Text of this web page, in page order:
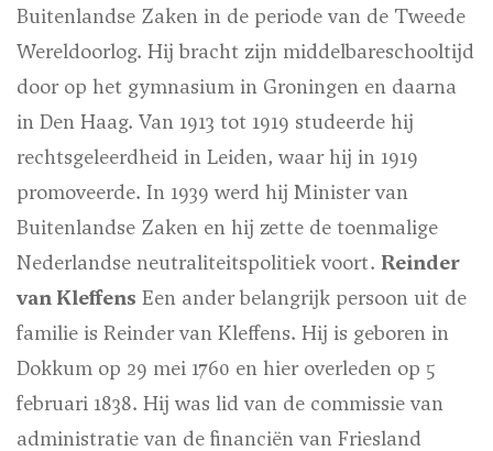
Buitenlandse Zaken in de periode van de Tweede
Wereldoorlog. Hij bracht zijn middelbareschooltijd
door op het gymnasium in Groningen en daarna
in Den Haag. Van 1913 tot 1919 studeerde hij
rechtsgeleerdheid in Leiden, waar hij in 1919
promoveerde. In 1939 werd hij Minister van
Buitenlandse Zaken en hij zette de toenmalige
Nederlandse neutraliteitspolitiek voort. Reinder
van Kleffens Een ander belangrijk persoon uit de
familie is Reinder van Kleffens. Hij is geboren in
Dokkum op 29 mei 1760 en hier overleden op 5
februari 1838. Hij was lid van de commissie van
administratie van de financiën van Friesland